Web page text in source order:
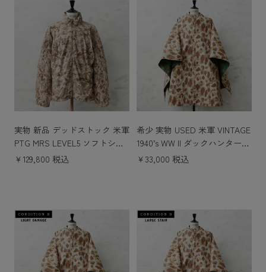
実物 新品 デッドストック 米軍
PTG MRS LEVEL5 ソフトシェ
ル ジャケット AOR1 DESERT
￥129,800 税込
希少 実物 USED 米軍 VINTAGE
1940’s WW II ダックハンターカ
モ リバーシブル ポンチョ / 軍
￥33,000 税込